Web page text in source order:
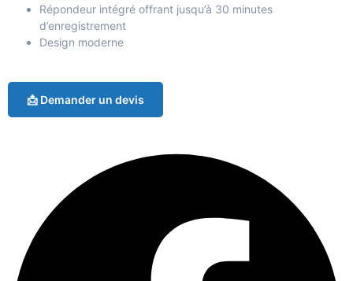
Répondeur intégré offrant jusqu’à 30 minutes
d’enregistrement
Design moderne
📩 Demander un devis